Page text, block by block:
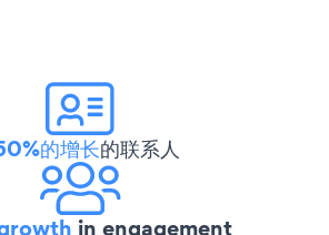
的增长的联系人
in engagement